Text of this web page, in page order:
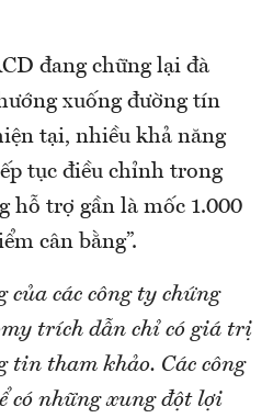
đang chững lại đà
xuống đường tín
tại, nhiều khả năng
tục điều chỉnh trong
hỗ trợ gần là mốc 1.000
cân bằng”.
các công ty chứng
trích dẫn chỉ có giá trị
tin tham khảo. Các công
có những xung đột lợi